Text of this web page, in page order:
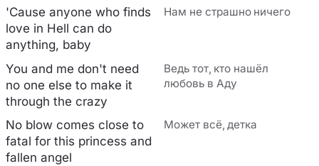
'Cause anyone who finds
love in Hell can do
anything, baby
Нам не страшно ничего
You and me don't need
no one else to make it
through the crazy
Ведь тот, кто нашёл
любовь в Аду
No blow comes close to
fatal for this princess and
fallen angel
Может всё, детка